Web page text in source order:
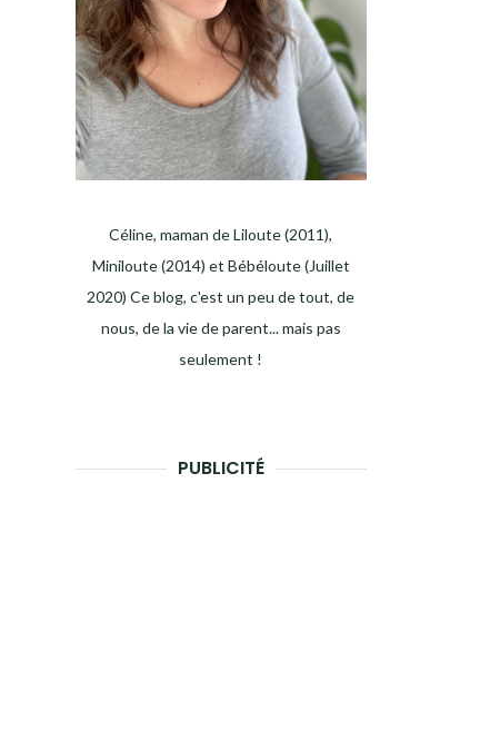
Céline, maman de Liloute (2011),
Miniloute (2014) et Bébéloute (Juillet
2020) Ce blog, c'est un peu de tout, de
nous, de la vie de parent... mais pas
seulement !
PUBLICITÉ